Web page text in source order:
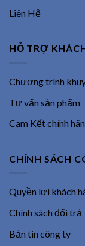
Liên Hệ
HỖ TRỢ
Chương trình
Tư vấn sản phẩm
Cam Kết chính
CHÍNH SÁCH
Quyền lợi khách
Chính sách đổi trả
Bản tin công ty